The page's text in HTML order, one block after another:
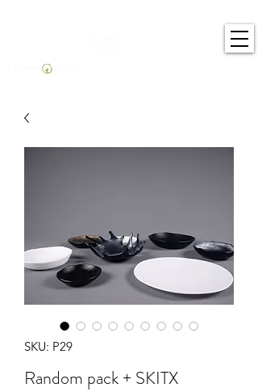
SKU: P29
Random pack + SKITX